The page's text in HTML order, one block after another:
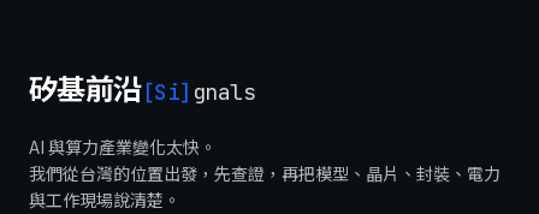
矽基前沿[Si] gnals
AI 與算力產業變化太快。
我們從台灣的位置出發，先查證，再把模型、晶片、封裝、電力
與工作現場說清楚。